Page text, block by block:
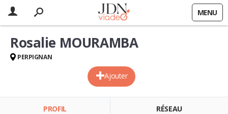
MENU
Ajouter
Rosalie MOURAMBA
PERPIGNAN
PROFIL RÉSEAU